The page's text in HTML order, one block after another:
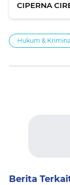
CIPERNA
Hukum & Kriminal
Berita